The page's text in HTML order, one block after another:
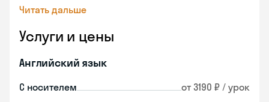
Читать дальше
Услуги и цены
Английский язык
С носителем от 3190 ₽ / урок